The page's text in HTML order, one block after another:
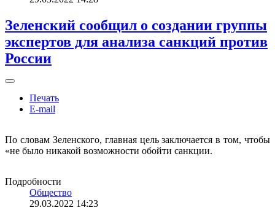
Зеленский сообщил о создании группы
экспертов для анализа санкций против
России
Печать
E-mail
По словам Зеленского, главная цель заключается в том, чтобы
«не было никакой возможности обойти санкции.
Подробности
Общество
29.03.2022 14:23